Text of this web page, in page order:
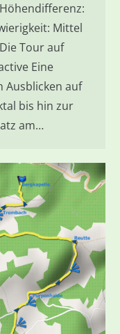
Mittel
Tour auf
Eine
Ausblicken auf
bis hin zur
am…